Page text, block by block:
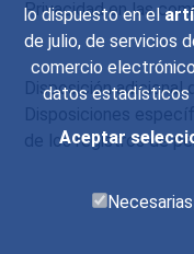
lo dispuesto en el
de julio, de servicios
comercio
datos estadísticos
Aceptar
Privacidad en las
Disposición adicional
Disposiciones
de los registros de